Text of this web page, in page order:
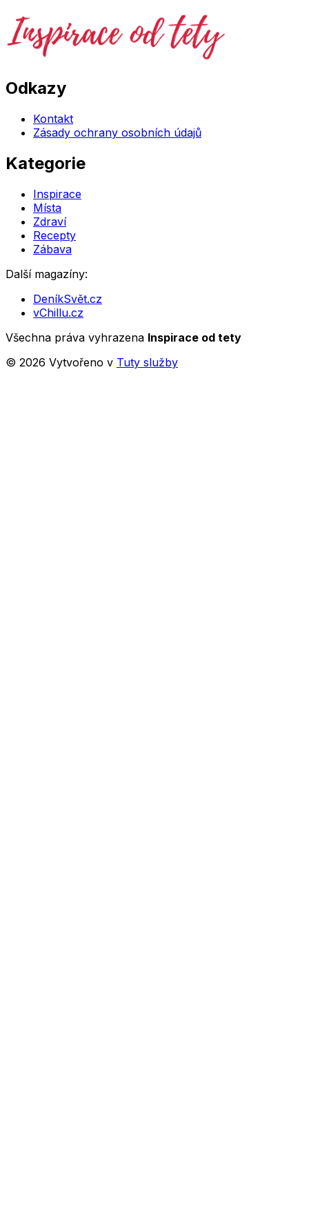
Odkazy
Kontakt
Zásady ochrany osobních údajů
Kategorie
Inspirace
Místa
Zdraví
Recepty
Zábava
Další magazíny:
DeníkSvět.cz
vChillu.cz
Všechna práva vyhrazena Inspirace od tety
© 2026 Vytvořeno v Tuty služby